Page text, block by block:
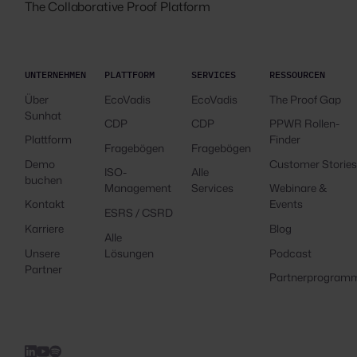
The Collaborative Proof Platform
UNTERNEHMEN
Über
Sunhat
Plattform
Demo
buchen
Kontakt
Karriere
Unsere
Partner
PLATTFORM
EcoVadis
CDP
Fragebögen
ISO-
Management
ESRS / CSRD
Alle
Lösungen
SERVICES
EcoVadis
CDP
Fragebögen
Alle
Services
RESSOURCEN
The Proof Gap
PPWR Rollen-
Finder
Customer Stories
Webinare &
Events
Blog
Podcast